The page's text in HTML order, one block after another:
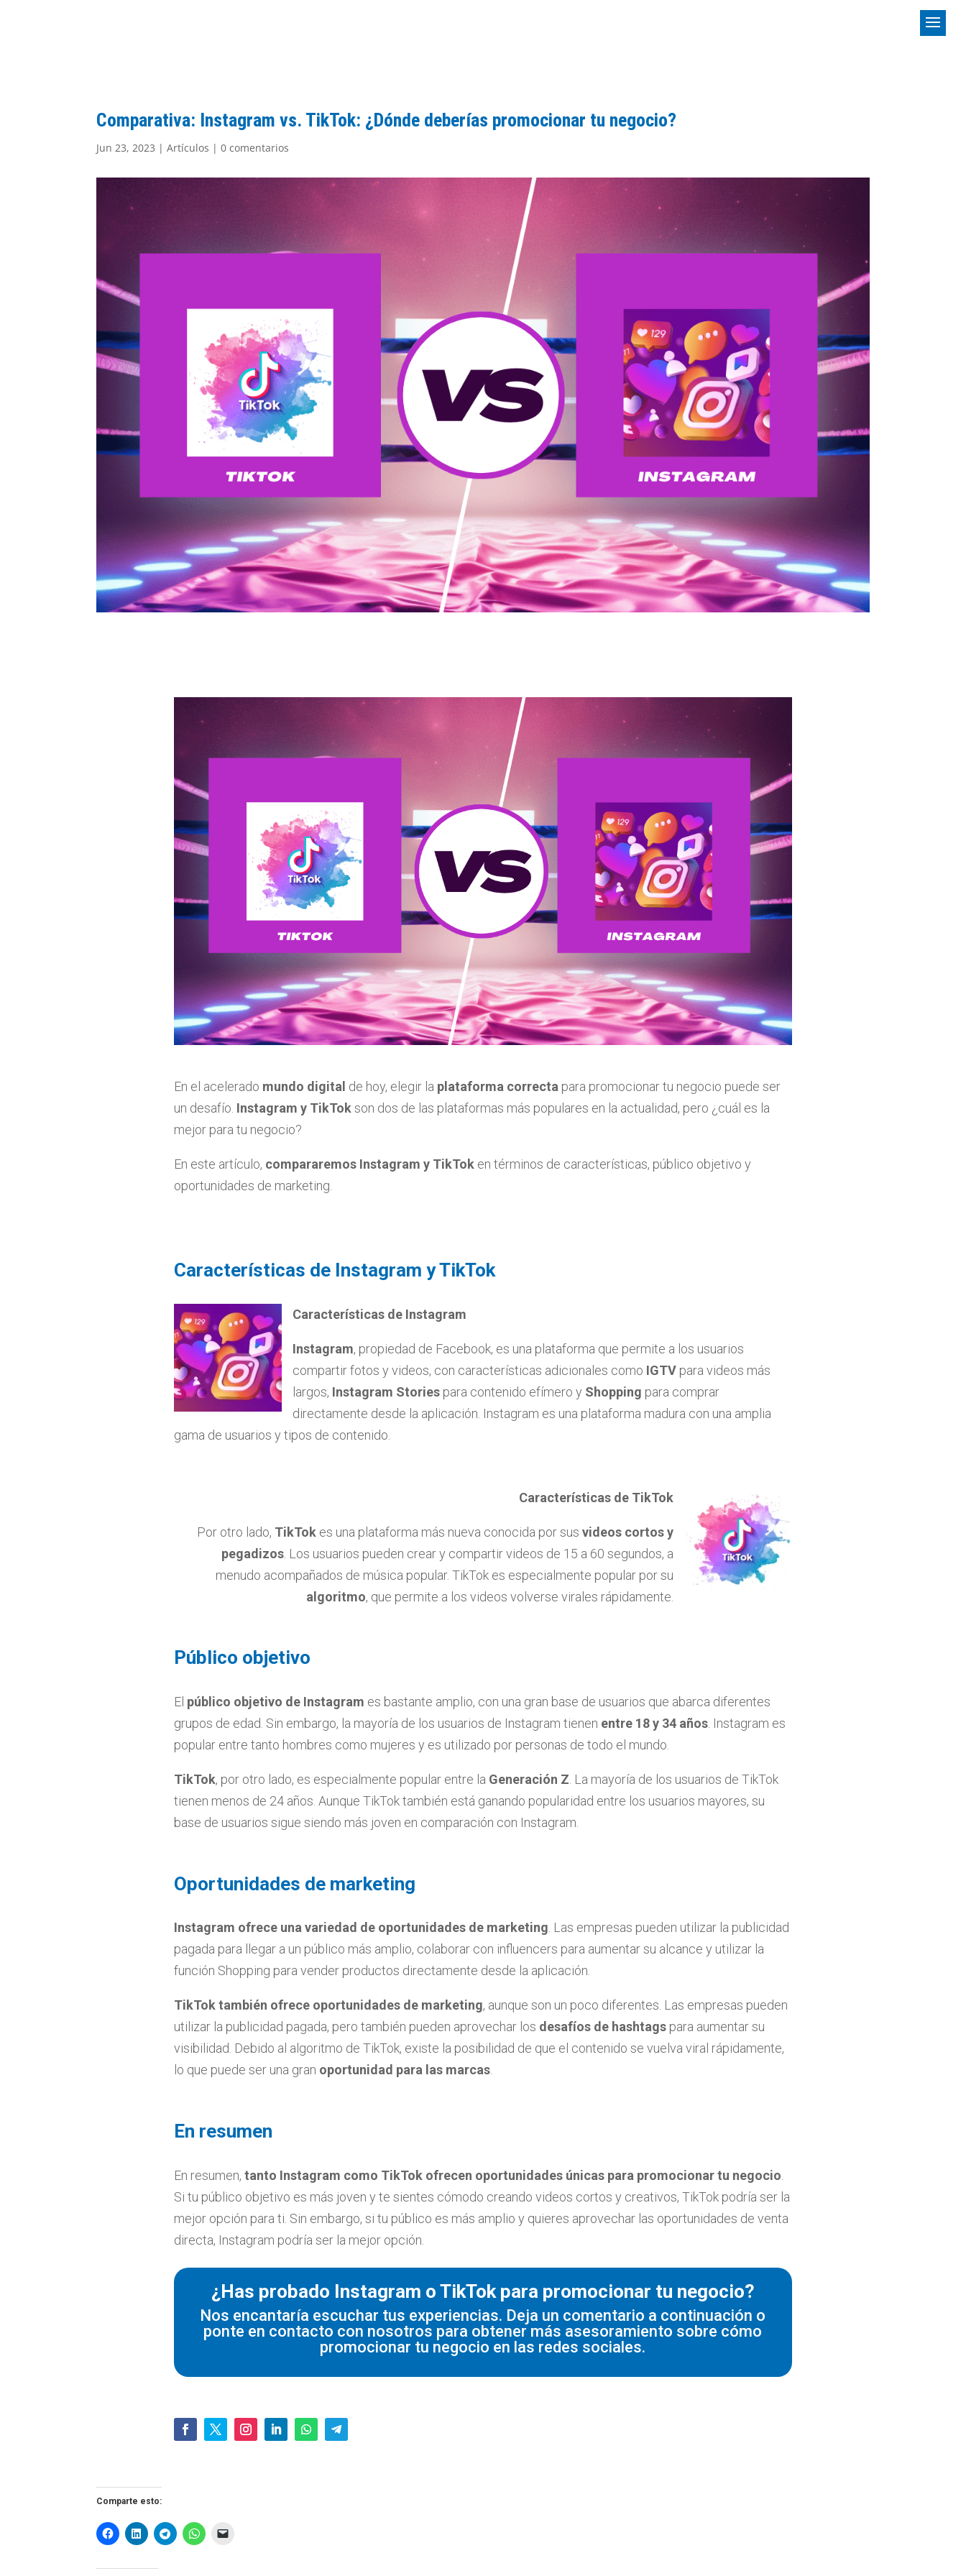
Comparativa: Instagram vs. TikTok: ¿Dónde deberías promocionar tu negocio?
Jun 23, 2023 |Artículos |0 comentarios
En el acelerado mundo digital de hoy, elegir la plataforma correcta para promocionar tu negocio puede ser
un desafío. Instagram y TikTokson dos de las plataformas más populares en la actualidad, pero ¿cuál es la
mejor para tu negocio?
En este artículo, compararemos Instagram y TikToken términos de características, público objetivo y
oportunidades de marketing.
Características de Instagram y TikTok
Características de Instagram
Instagram, propiedad de Facebook, es una plataforma que permite a los usuarios
compartir fotos y videos, con características adicionales como IGTVpara videos más
largos, Instagram Storiespara contenido efímero y Shopping para comprar
directamente desde la aplicación. Instagram es una plataforma madura con una amplia
gama de usuarios y tipos de contenido.
Características de TikTok
Por otro lado, TikTok es una plataforma más nueva conocida por susvideos cortos y
pegadizos . Los usuarios pueden crear y compartir videos de 15 a 60 segundos, a
menudo acompañados de música popular. TikTok es especialmente popular por su
algoritmo, que permite a los videos volverse virales rápidamente.
Público objetivo
El público objetivo de Instagram es bastante amplio, con una gran base de usuarios que abarca diferentes
grupos de edad. Sin embargo, la mayoría de los usuarios de Instagram tienen entre 18 y 34 años. Instagram es
popular entre tanto hombres como mujeres y es utilizado por personas de todo el mundo.
TikTok, por otro lado, es especialmente popular entre la Generación Z . La mayoría de los usuarios de TikTok
tienen menos de 24 años. Aunque TikTok también está ganando popularidad entre los usuarios mayores, su
base de usuarios sigue siendo más joven en comparación con Instagram.
Oportunidades de marketing
Instagram ofrece una variedad de oportunidades de marketing. Las empresas pueden utilizar la publicidad
pagada para llegar a un público más amplio, colaborar con influencers para aumentar su alcance y utilizar la
función Shopping para vender productos directamente desde la aplicación.
TikTok también ofrece oportunidades de marketing, aunque son un poco diferentes. Las empresas pueden
utilizar la publicidad pagada, pero también pueden aprovechar los desafíos de hashtagspara aumentar su
visibilidad. Debido al algoritmo de TikTok, existe la posibilidad de que el contenido se vuelva viral rápidamente,
lo que puede ser una gran oportunidad para las marcas.
En resumen
En resumen, tanto Instagram como TikTok ofrecen oportunidades únicas para promocionar tu negocio
Si tu público objetivo es más joven y te sientes cómodo creando videos cortos y creativos, TikTok podría ser la
mejor opción para ti. Sin embargo, si tu público es más amplio y quieres aprovechar las oportunidades de venta
directa, Instagram podría ser la mejor opción.
¿Has probado Instagram o TikTok para promocionar tu negocio?
Nos encantaría escuchar tus experiencias. Deja un comentario a continuación o
ponte en contacto con nosotros para obtener más asesoramiento sobre cómo
promocionar tu negocio en las redes sociales.
Comparte esto: